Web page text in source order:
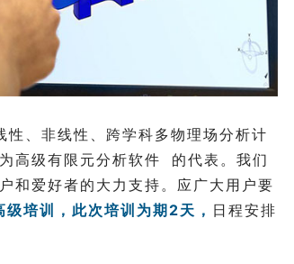
、非线性、跨学科多物理场分析计
高级有限元分析软件
的代表。我们
和爱好者的大力支持。应广大用户要
培训，此次培训为期2天， 日程安排